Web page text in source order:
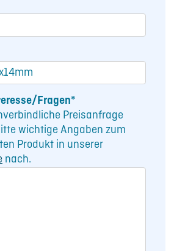
Fragen*
Preisanfrage
wichtige Angaben zum
Produkt in unserer
nach.